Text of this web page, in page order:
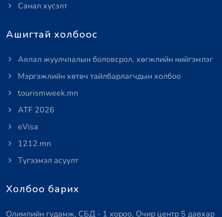
Санал хүсэлт
Ашигтай холбоос
Аялал жуулчлалын боловсрол, хөгжлийн нийгэмлэг
Мэргэжлийн хөтөч тайлбарлагчдын холбоо
tourismweek.mn
ATF 2026
eVisa
1212.mn
Түгээмэл асуулт
Холбоо барих
Олимпийн гудамж, СБД - 1 хороо, Очир центр 5 давхар